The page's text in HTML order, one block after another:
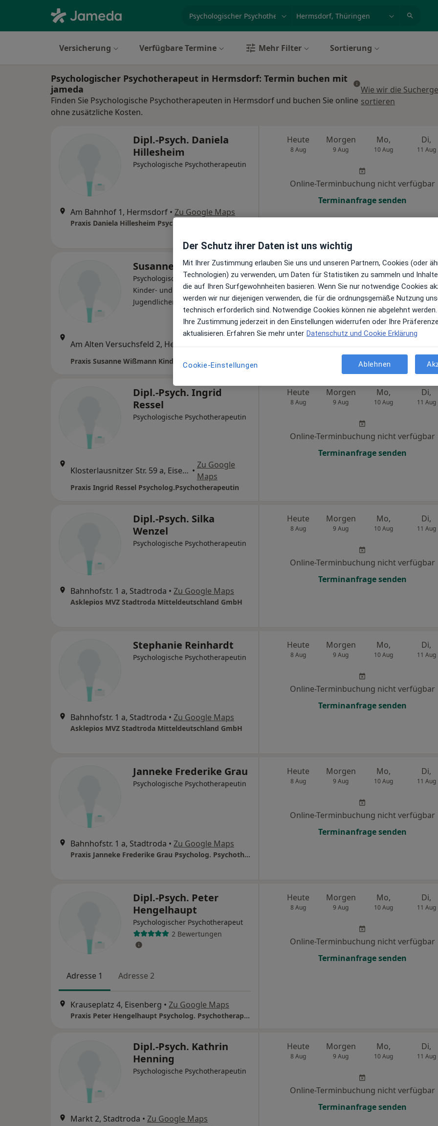
Versicherung Verfügbare Termine Mehr Filter Sortierung
Psychologischer Psychotherapeut in Hermsdorf: Termin buchen mit
jameda
Finden Sie Psychologische Psychotherapeuten in Hermsdorf und buchen Sie online
ohne zusätzliche Kosten.
Wie wir die
sortieren
Dipl.-Psych. Daniela
Hillesheim
Psychologische Psychotherapeutin
Am Bahnhof 1, Hermsdorf • Zu Google Maps
Heute
8 Aug
Morgen
9 Aug
Mo,
10 Aug
Di,
11 Aug
Online-Terminbuchung nicht verfügbar
Terminanfrage senden
Susanne Wißmann
Psychologische Psychotherapeutin,
Kinder- und
Jugendlichenpsychotherapeutin
Zu Google
Heute
8 Aug
Morgen
9 Aug
Mo,
10 Aug
Di,
11 Aug
Online-Terminbuchung nicht verfügbar
Terminanfrage senden
Dipl.-Psych. Ingrid
Ressel
Psychologische Psychotherapeutin
Klosterlausnitzer Str. 59 a, Eisenberg •
Zu Google
Maps
Praxis Ingrid Ressel Psycholog.Psychotherapeutin
Heute
8 Aug
Morgen
9 Aug
Mo,
10 Aug
Di,
11 Aug
Online-Terminbuchung nicht verfügbar
Terminanfrage senden
Dipl.-Psych. Silka
Wenzel
Psychologische Psychotherapeutin
Bahnhofstr. 1 a, Stadtroda • Zu Google Maps
Asklepios MVZ Stadtroda Mitteldeutschland GmbH
Heute
8 Aug
Morgen
9 Aug
Mo,
10 Aug
Di,
11 Aug
Online-Terminbuchung nicht verfügbar
Terminanfrage senden
Stephanie Reinhardt
Psychologische Psychotherapeutin
Bahnhofstr. 1 a, Stadtroda • Zu Google Maps
Asklepios MVZ Stadtroda Mitteldeutschland GmbH
Heute
8 Aug
Morgen
9 Aug
Mo,
10 Aug
Di,
11 Aug
Online-Terminbuchung nicht verfügbar
Terminanfrage senden
Janneke Frederike Grau
Psychologische Psychotherapeutin
Bahnhofstr. 1 a, Stadtroda • Zu Google Maps
Praxis Janneke Frederike Grau Psycholog. Psychotherapeutin
Heute
8 Aug
Morgen
9 Aug
Mo,
10 Aug
Di,
11 Aug
Online-Terminbuchung nicht verfügbar
Terminanfrage senden
Dipl.-Psych. Peter
Hengelhaupt
Psychologischer Psychotherapeut
2 Bewertungen
Adresse 1 Adresse 2
Krauseplatz 4, Eisenberg • Zu Google Maps
Praxis Peter Hengelhaupt Psycholog. Psychotherapeut
Heute
8 Aug
Morgen
9 Aug
Mo,
10 Aug
Di,
11 Aug
Online-Terminbuchung nicht verfügbar
Terminanfrage senden
Dipl.-Psych. Kathrin
Henning
Psychologische Psychotherapeutin
Markt 2, Stadtroda • Zu Google Maps
Heute
8 Aug
Morgen
9 Aug
Mo,
10 Aug
Di,
11 Aug
Online-Terminbuchung nicht verfügbar
Terminanfrage senden
Der Schutz ihrer Daten ist uns wichtig
Mit Ihrer Zustimmung erlauben Sie uns und unseren Partnern, Cookies (oder
Technologien) zu verwenden, um Daten für Statistiken zu sammeln und
die auf Ihren Surfgewohnheiten basieren. Wenn Sie nur notwendige Cookies
werden wir nur diejenigen verwenden, die für die ordnungsgemäße Nutzung
technisch erforderlich sind. Notwendige Cookies können nie abgelehnt werden.
Ihre Zustimmung jederzeit in den Einstellungen widerrufen oder Ihre
aktualisieren. Erfahren Sie mehr unter Datenschutz und Cookie Erklärung
Cookie-Einstellungen Ablehnen